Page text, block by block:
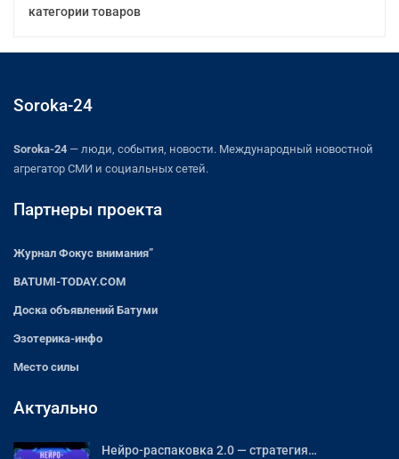
категории товаров
Soroka-24
Soroka-24 — люди, события, новости. Международный новостной
агрегатор СМИ и социальных сетей.
Партнеры проекта
Журнал Фокус внимания”
BATUMI-TODAY.COM
Доска объявлений Батуми
Эзотерика-инфо
Место силы
Актуально
Нейро-распаковка 2.0 — стратегия…